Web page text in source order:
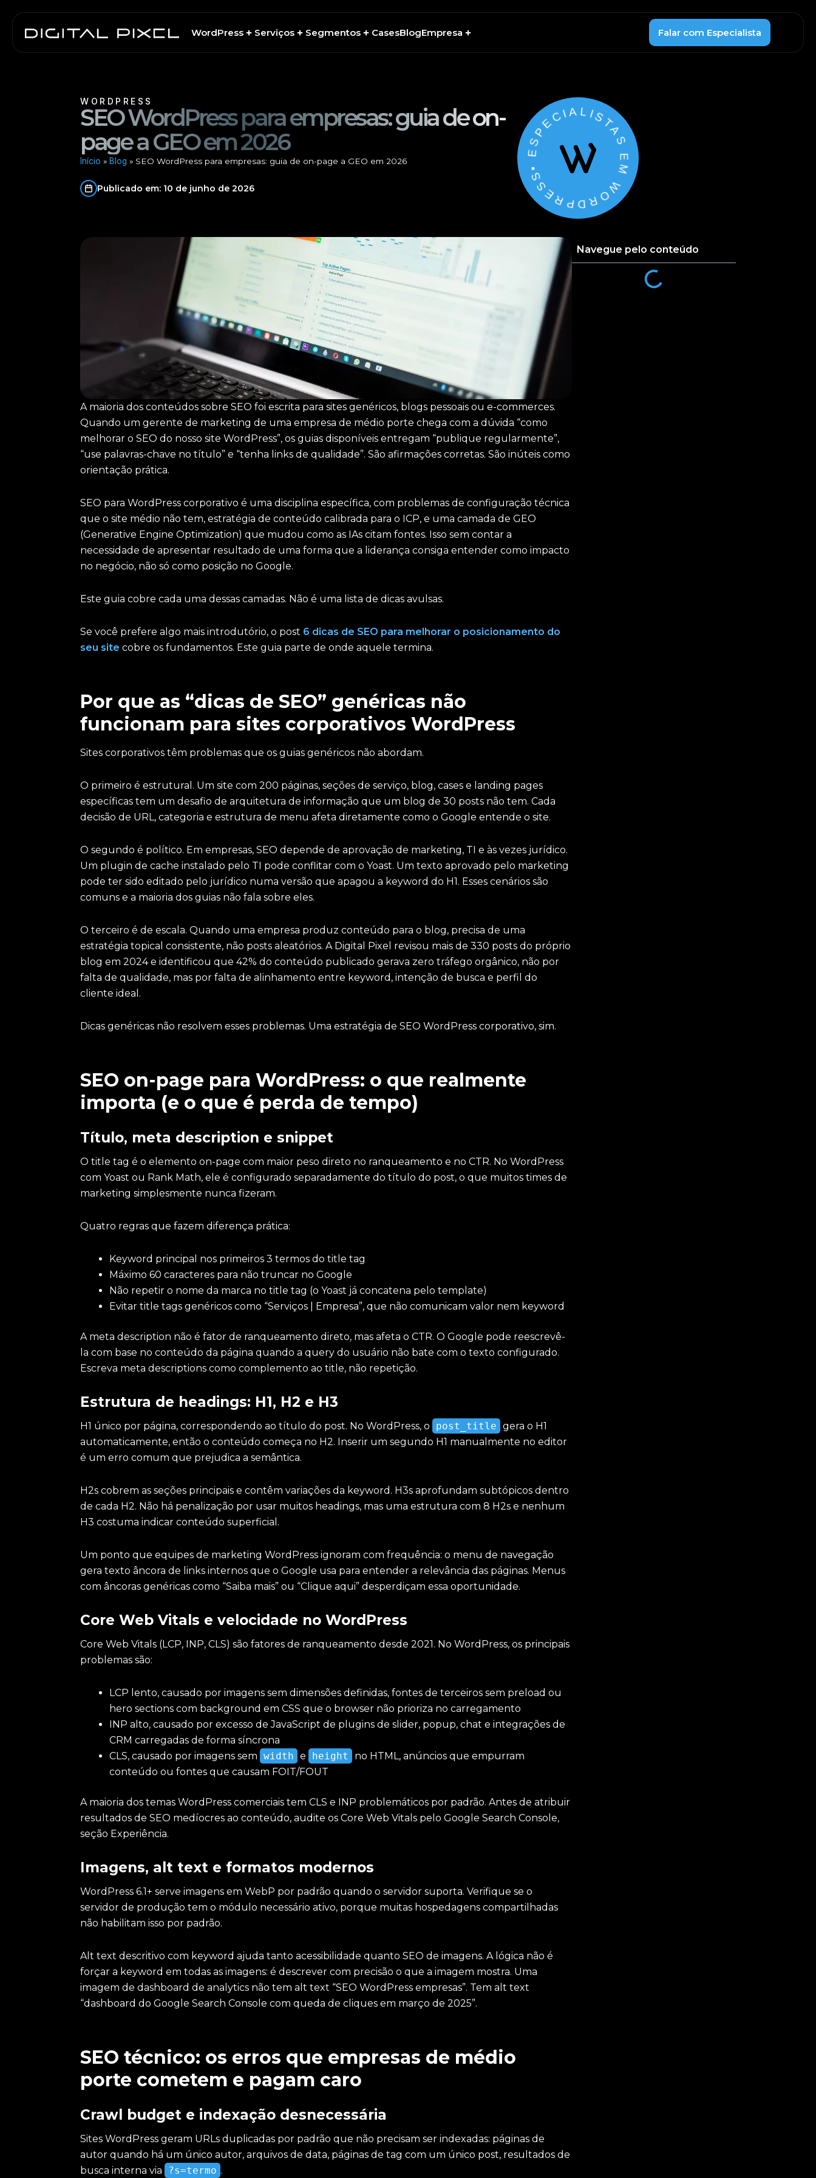
content
WordPress Serviços Segmentos CasesBlogEmpresa Falar com Especialista
WORDPRESS
SEO WordPress para empresas: guia de on-
page a GEO em 2026
Início » Blog » SEO WordPress para empresas: guia de on-page a GEO em 2026
Publicado em: 10 de junho de 2026 • ESPECIALISTAS EM WORDPRESS
A maioria dos conteúdos sobre SEO foi escrita para sites genéricos, blogs pessoais ou e-commerces.
Quando um gerente de marketing de uma empresa de médio porte chega com a dúvida “como
melhorar o SEO do nosso site WordPress”, os guias disponíveis entregam “publique regularmente”,
“use palavras-chave no título” e “tenha links de qualidade”. São afirmações corretas. São inúteis como
orientação prática.
SEO para WordPress corporativo é uma disciplina específica, com problemas de configuração técnica
que o site médio não tem, estratégia de conteúdo calibrada para o ICP, e uma camada de GEO
(Generative Engine Optimization) que mudou como as IAs citam fontes. Isso sem contar a
necessidade de apresentar resultado de uma forma que a liderança consiga entender como impacto
no negócio, não só como posição no Google.
Este guia cobre cada uma dessas camadas. Não é uma lista de dicas avulsas.
Se você prefere algo mais introdutório, o post 6 dicas de SEO para melhorar o posicionamento do
seu site cobre os fundamentos. Este guia parte de onde aquele termina.
Por que as “dicas de SEO” genéricas não
funcionam para sites corporativos WordPress
Sites corporativos têm problemas que os guias genéricos não abordam.
O primeiro é estrutural. Um site com 200 páginas, seções de serviço, blog, cases e landing pages
específicas tem um desafio de arquitetura de informação que um blog de 30 posts não tem. Cada
decisão de URL, categoria e estrutura de menu afeta diretamente como o Google entende o site.
O segundo é político. Em empresas, SEO depende de aprovação de marketing, TI e às vezes jurídico.
Um plugin de cache instalado pelo TI pode conflitar com o Yoast. Um texto aprovado pelo marketing
pode ter sido editado pelo jurídico numa versão que apagou a keyword do H1. Esses cenários são
comuns e a maioria dos guias não fala sobre eles.
O terceiro é de escala. Quando uma empresa produz conteúdo para o blog, precisa de uma
estratégia topical consistente, não posts aleatórios. A Digital Pixel revisou mais de 330 posts do próprio
blog em 2024 e identificou que 42% do conteúdo publicado gerava zero tráfego orgânico, não por
falta de qualidade, mas por falta de alinhamento entre keyword, intenção de busca e perfil do
cliente ideal.
Dicas genéricas não resolvem esses problemas. Uma estratégia de SEO WordPress corporativo, sim.
SEO on-page para WordPress: o que realmente
importa (e o que é perda de tempo)
Título, meta description e snippet
O title tag é o elemento on-page com maior peso direto no ranqueamento e no CTR. No WordPress
com Yoast ou Rank Math, ele é configurado separadamente do título do post, o que muitos times de
marketing simplesmente nunca fizeram.
Quatro regras que fazem diferença prática:
Keyword principal nos primeiros 3 termos do title tag
Máximo 60 caracteres para não truncar no Google
Não repetir o nome da marca no title tag (o Yoast já concatena pelo template)
Evitar title tags genéricos como “Serviços | Empresa”, que não comunicam valor nem keyword
A meta description não é fator de ranqueamento direto, mas afeta o CTR. O Google pode reescrevê-
la com base no conteúdo da página quando a query do usuário não bate com o texto configurado.
Escreva meta descriptions como complemento ao title, não repetição.
Estrutura de headings: H1, H2 e H3
H1 único por página, correspondendo ao título do post. No WordPress, o post_title gera o H1
automaticamente, então o conteúdo começa no H2. Inserir um segundo H1 manualmente no editor
é um erro comum que prejudica a semântica.
H2s cobrem as seções principais e contêm variações da keyword. H3s aprofundam subtópicos dentro
de cada H2. Não há penalização por usar muitos headings, mas uma estrutura com 8 H2s e nenhum
H3 costuma indicar conteúdo superficial.
Um ponto que equipes de marketing WordPress ignoram com frequência: o menu de navegação
gera texto âncora de links internos que o Google usa para entender a relevância das páginas. Menus
com âncoras genéricas como “Saiba mais” ou “Clique aqui” desperdiçam essa oportunidade.
Core Web Vitals e velocidade no WordPress
Core Web Vitals (LCP, INP, CLS) são fatores de ranqueamento desde 2021. No WordPress, os principais
problemas são:
LCP lento, causado por imagens sem dimensões definidas, fontes de terceiros sem preload ou
hero sections com background em CSS que o browser não prioriza no carregamento
INP alto, causado por excesso de JavaScript de plugins de slider, popup, chat e integrações de
CRM carregadas de forma síncrona
CLS, causado por imagens sem width e height
no HTML, anúncios que empurram
conteúdo ou fontes que causam FOIT/FOUT
A maioria dos temas WordPress comerciais tem CLS e INP problemáticos por padrão. Antes de atribuir
resultados de SEO medíocres ao conteúdo, audite os Core Web Vitals pelo Google Search Console,
seção Experiência.
Imagens, alt text e formatos modernos
WordPress 6.1+ serve imagens em WebP por padrão quando o servidor suporta. Verifique se o
servidor de produção tem o módulo necessário ativo, porque muitas hospedagens compartilhadas
não habilitam isso por padrão.
Alt text descritivo com keyword ajuda tanto acessibilidade quanto SEO de imagens. A lógica não é
forçar a keyword em todas as imagens: é descrever com precisão o que a imagem mostra. Uma
imagem de dashboard de analytics não tem alt text “SEO WordPress empresas”. Tem alt text
“dashboard do Google Search Console com queda de cliques em março de 2025”.
SEO técnico: os erros que empresas de médio
porte cometem e pagam caro
Crawl budget e indexação desnecessária
Sites WordPress geram URLs duplicadas por padrão que não precisam ser indexadas: páginas de
autor quando há um único autor, arquivos de data, páginas de tag com um único post, resultados de
busca interna via
?s=termo .
Navegue pelo conteúdo